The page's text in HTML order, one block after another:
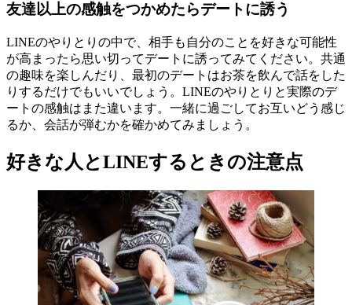
友達以上の感触をつかめたらデートに誘う
LINEのやりとりの中で、相手も自分のことを好きな可能性
が高まったら思い切ってデートに誘ってみてください。共通
の趣味を楽しんだり、最初のデートはお茶を飲んで話をした
りするだけでもいいでしょう。LINEのやりとりと実際のデ
ートの感触はまた違います。一緒に過ごしてお互いどう感じ
るか、会話が弾むかを確かめてみましょう。
好きな人とLINEするときの注意点